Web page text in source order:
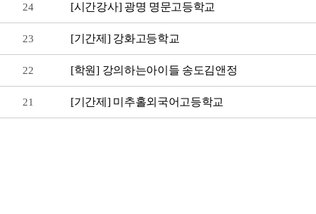
24 [시간강사] 광명 명문고등학교
23 [기간제] 강화고등학교
22 [학원] 강의하는아이들 송도김앤정
21 [기간제] 미추홀외국어고등학교